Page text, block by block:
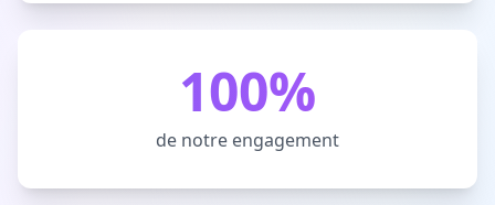
100%
de notre engagement